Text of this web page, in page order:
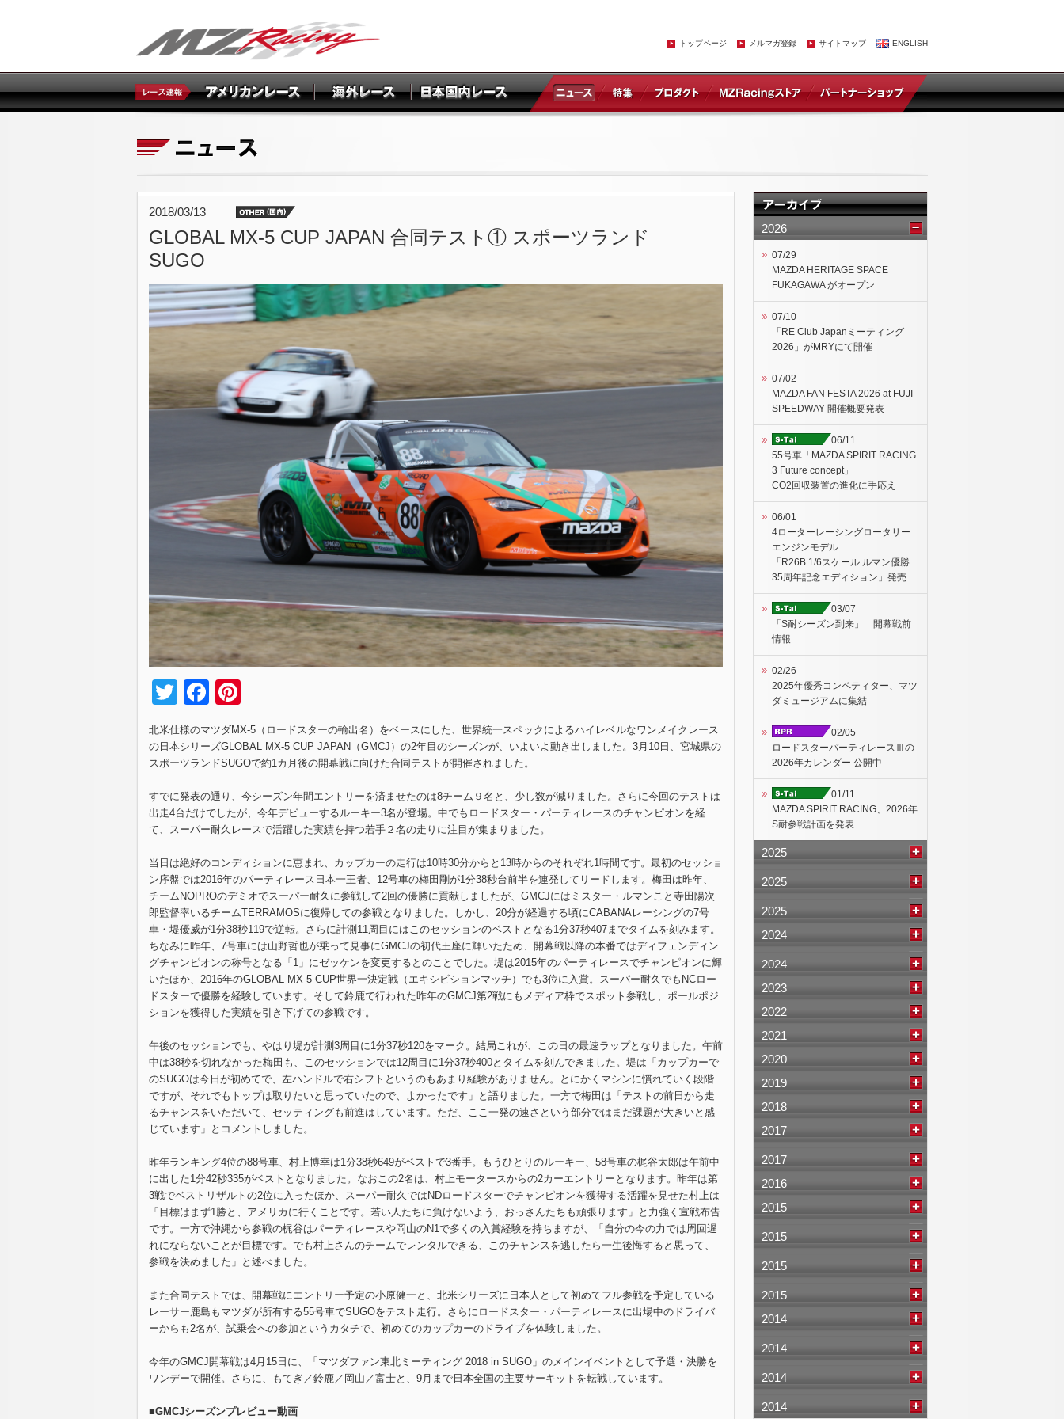
トップページ メルマガ登録 サイトマップ ENGLISH
2018/03/13
GLOBAL MX-5 CUP JAPAN 合同テスト① スポーツランド
SUGO
TwitterFacebook
北米仕様のマツダMX-5（ロードスターの輸出名）をベースにした、世界統一スペックによるハイレベルなワンメイクレース
の日本シリーズGLOBAL MX-5 CUP JAPAN（GMCJ）の2年目のシーズンが、いよいよ動き出しました。3月10日、宮城県の
スポーツランドSUGOで約1カ月後の開幕戦に向けた合同テストが開催されました。
すでに発表の通り、今シーズン年間エントリーを済ませたのは8チーム９名と、少し数が減りました。さらに今回のテストは
出走4台だけでしたが、今年デビューするルーキー3名が登場。中でもロードスター・パーティレースのチャンピオンを経
て、スーパー耐久レースで活躍した実績を持つ若手２名の走りに注目が集まりました。
当日は絶好のコンディションに恵まれ、カップカーの走行は10時30分からと13時からのそれぞれ1時間です。最初のセッショ
ン序盤では2016年のパーティレース日本一王者、12号車の梅田剛が1分38秒台前半を連発してリードします。梅田は昨年、
チームNOPROのデミオでスーパー耐久に参戦して2回の優勝に貢献しましたが、GMCJにはミスター・ルマンこと寺田陽次
郎監督率いるチームTERRAMOSに復帰しての参戦となりました。しかし、20分が経過する頃にCABANAレーシングの7号
車・堤優威が1分38秒119で逆転。さらに計測11周目にはこのセッションのベストとなる1分37秒407までタイムを刻みます。
ちなみに昨年、7号車には山野哲也が乗って見事にGMCJの初代王座に輝いたため、開幕戦以降の本番ではディフェンディン
グチャンピオンの称号となる「1」にゼッケンを変更するとのことでした。堤は2015年のパーティレースでチャンピオンに輝
いたほか、2016年のGLOBAL MX-5 CUP世界一決定戦（エキシビションマッチ）でも3位に入賞。スーパー耐久でもNCロー
ドスターで優勝を経験しています。そして鈴鹿で行われた昨年のGMCJ第2戦にもメディア枠でスポット参戦し、ポールポジ
ションを獲得した実績を引き下げての参戦です。
午後のセッションでも、やはり堤が計測3周目に1分37秒120をマーク。結局これが、この日の最速ラップとなりました。午前
中は38秒を切れなかった梅田も、このセッションでは12周目に1分37秒400とタイムを刻んできました。堤は「カップカーで
のSUGOは今日が初めてで、左ハンドルで右シフトというのもあまり経験がありません。とにかくマシンに慣れていく段階
ですが、それでもトップは取りたいと思っていたので、よかったです」と語りました。一方で梅田は「テストの前日から走
るチャンスをいただいて、セッティングも前進はしています。ただ、ここ一発の速さという部分ではまだ課題が大きいと感
じています」とコメントしました。
昨年ランキング4位の88号車、村上博幸は1分38秒649がベストで3番手。もうひとりのルーキー、58号車の梶谷太郎は午前中
に出した1分42秒335がベストとなりました。なおこの2名は、村上モータースからの2カーエントリーとなります。昨年は第
3戦でベストリザルトの2位に入ったほか、スーパー耐久ではNDロードスターでチャンピオンを獲得する活躍を見せた村上は
「目標はまず1勝と、アメリカに行くことです。若い人たちに負けないよう、おっさんたちも頑張ります」と力強く宣戦布告
です。一方で沖縄から参戦の梶谷はパーティレースや岡山のN1で多くの入賞経験を持ちますが、「自分の今の力では周回遅
れにならないことが目標です。でも村上さんのチームでレンタルできる、このチャンスを逃したら一生後悔すると思って、
参戦を決めました」と述べました。
また合同テストでは、開幕戦にエントリー予定の小原健一と、北米シリーズに日本人として初めてフル参戦を予定している
レーサー鹿島もマツダが所有する55号車でSUGOをテスト走行。さらにロードスター・パーティレースに出場中のドライバ
ーからも2名が、試乗会への参加というカタチで、初めてのカップカーのドライブを体験しました。
今年のGMCJ開幕戦は4月15日に、「マツダファン東北ミーティング 2018 in SUGO」のメインイベントとして予選・決勝を
ワンデーで開催。さらに、もてぎ／鈴鹿／岡山／富士と、9月まで日本全国の主要サーキットを転戦しています。
■GMCJシーズンプレビュー動画
2026
07/29
MAZDA HERITAGE SPACE
FUKAGAWA がオープン
07/10
「RE Club Japanミーティング
2026」がMRYにて開催
07/02
MAZDA FAN FESTA 2026 at FUJI
SPEEDWAY 開催概要発表
06/11
55号車「MAZDA SPIRIT RACING
3 Future concept」
CO2回収装置の進化に手応え
06/01
4ローターレーシングロータリー
エンジンモデル
「R26B 1/6スケール ルマン優勝
35周年記念エディション」発売
03/07
「S耐シーズン到来」 開幕戦前
情報
02/26
2025年優秀コンペティター、マツ
ダミュージアムに集結
02/05
ロードスターパーティレースⅢの
2026年カレンダー 公開中
01/11
MAZDA SPIRIT RACING、2026年
S耐参戦計画を発表
2025
2025
2025
2024
2024
2023
2022
2021
2020
2019
2018
2017
2017
2016
2015
2015
2015
2015
2014
2014
2014
2014